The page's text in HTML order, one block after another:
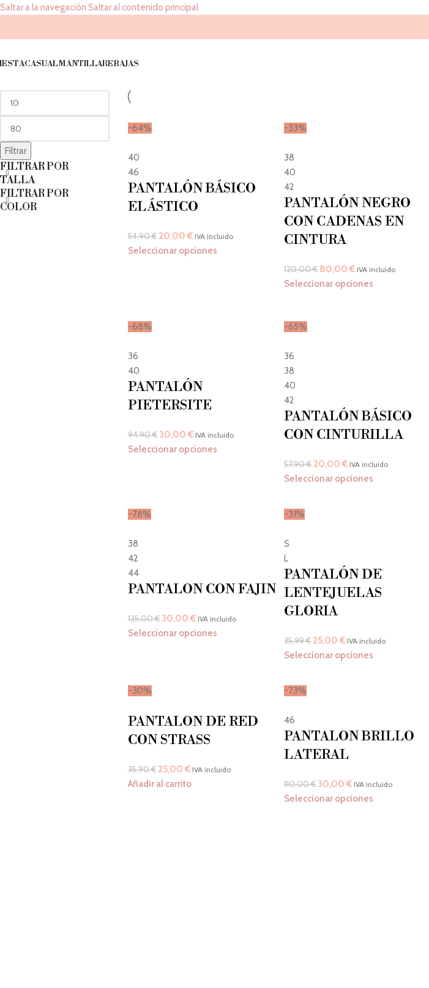
Saltar a la navegación Saltar al contenido principal
CASUALMANTILLAREBAJAS
FILTRAR POR
Filtrar
FILTRAR POR
TALLA
FILTRAR POR
COLOR
Inicio
-64%
40
46
PANTALÓN BÁSICO
ELÁSTICO
54,90€ 20,00 € IVA incluido
Seleccionar opciones
-33%
38
40
42
PANTALÓN NEGRO
CON CADENAS EN
CINTURA
120,00€ 80,00€ IVA incluido
Seleccionar opciones
-68%
36
40
PANTALÓN
PIETERSITE
94,90€ 30,00 € IVA incluido
Seleccionar opciones
-65%
36
38
40
42
PANTALÓN BÁSICO
CON CINTURILLA
57,90€ 20,00€ IVA incluido
Seleccionar opciones
-78%
38
42
44
PANTALON CON FAJIN
135,00€ 30,00 € IVA incluido
Seleccionar opciones
-31%
S
L
PANTALÓN DE
LENTEJUELAS
GLORIA
35,99€ 25,00€ IVA incluido
Seleccionar opciones
-30%
PANTALON DE RED
CON STRASS
35,90€ 25,00 € IVA incluido
Añadir al carrito
-73%
46
PANTALON BRILLO
LATERAL
110,00€ 30,00€ IVA incluido
Seleccionar opciones